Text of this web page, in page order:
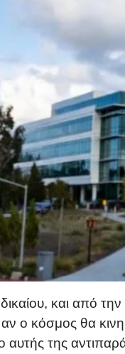
και από
ο κόσμος θα
αυτής της